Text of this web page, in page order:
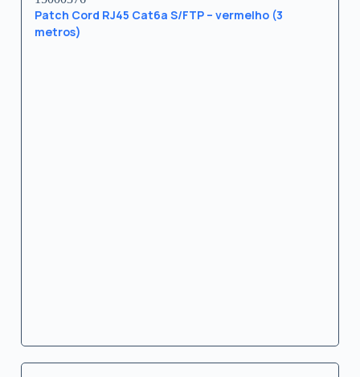
Patch Cord RJ45 Cat6a S/FTP – vermelho (3
metros)